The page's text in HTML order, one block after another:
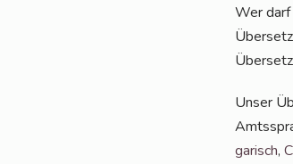
Wer darf
Unser
ga­risch,